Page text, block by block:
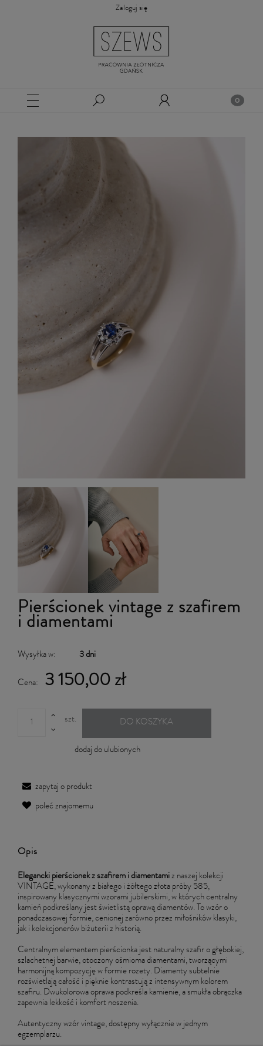
Zaloguj się
Pierścionek vintage z szafirem
i diamentami
Wysyłka w: 3 dni
Cena: 3 150,00 zł
szt. DO KOSZYKA
dodaj do ulubionych
zapytaj o produkt
poleć znajomemu
Opis
Elegancki pierścionek z szafirem i diamentami z naszej kolekcji
VINTAGE, wykonany z białego i żółtego złota próby 585,
inspirowany klasycznymi wzorami jubilerskimi, w których centralny
kamień podkreślany jest świetlistą oprawą diamentów. To wzór o
ponadczasowej formie, cenionej zarówno przez miłośników klasyki,
jak i kolekcjonerów biżuterii z historią.
Centralnym elementem pierścionka jest naturalny szafir o głębokiej,
szlachetnej barwie, otoczony ośmioma diamentami, tworzącymi
harmonijną kompozycję w formie rozety. Diamenty subtelnie
rozświetlają całość i pięknie kontrastują z intensywnym kolorem
szafiru. Dwukolorowa oprawa podkreśla kamienie, a smukła obrączka
zapewnia lekkość i komfort noszenia.
Autentyczny wzór vintage, dostępny wyłącznie w jednym
egzemplarzu.